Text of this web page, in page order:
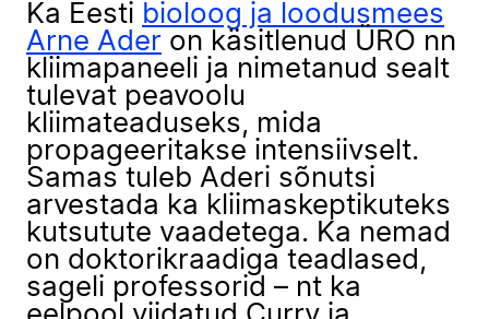
Ka Eesti bioloog ja loodusmees
Arne Ader on käsitlenud ÜRO nn
kliimapaneeli ja nimetanud sealt
tulevat peavoolu
kliimateaduseks, mida
propageeritakse intensiivselt.
Samas tuleb Aderi sõnutsi
arvestada ka kliimaskeptikuteks
kutsutute vaadetega. Ka nemad
on doktorikraadiga teadlased,
sageli professorid – nt ka